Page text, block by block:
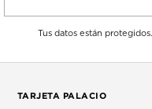
Tus datos están
TARJETA PALACIO